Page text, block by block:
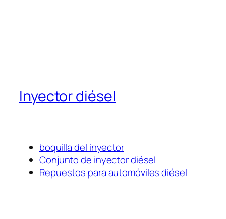
Inyector diésel
boquilla del inyector
Conjunto de inyector diésel
Repuestos para automóviles diésel